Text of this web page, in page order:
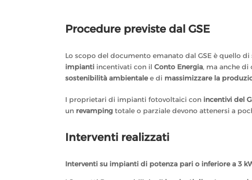
Procedure previste dal GSE
Lo scopo del documento emanato dal GSE è quello di
impianti incentivati con ilConto Energia, ma anche di
sostenibilità ambientalee di massimizzare la
I proprietari di impianti fotovoltaici con incentivi del
un revamping totale o parziale devono attenersi a
Interventi realizzati
Interventi su impianti di potenza pari o inferiore a 3